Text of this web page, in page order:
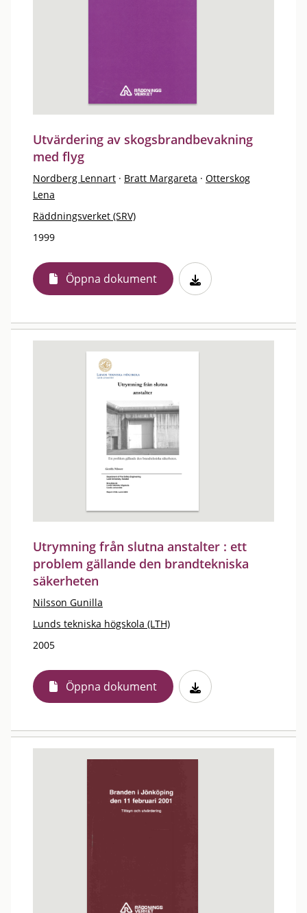
Utvärdering av skogsbrandbevakning
med flyg
Nordberg Lennart · Bratt Margareta · Otterskog
Lena
Räddningsverket (SRV)
1999
Öppna dokument
Utrymning från slutna anstalter : ett
problem gällande den brandtekniska
säkerheten
Nilsson Gunilla
Lunds tekniska högskola (LTH)
2005
Öppna dokument